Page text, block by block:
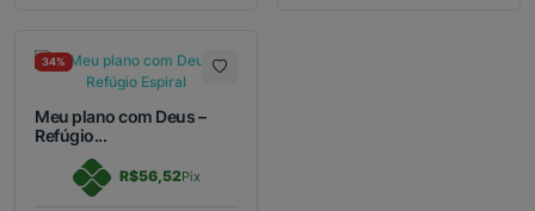
34%
Meu plano com Deus –
Refúgio...
R$56,52Pix